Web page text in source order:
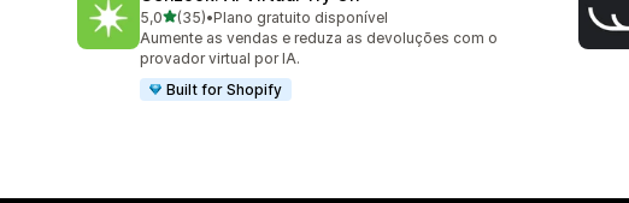
5,0de 5 estrelas
(35)
35 avaliações ao todo
•Plano gratuito disponível
Aumente as vendas e reduza as devoluções com o
provador virtual por IA.
Built for Shopify